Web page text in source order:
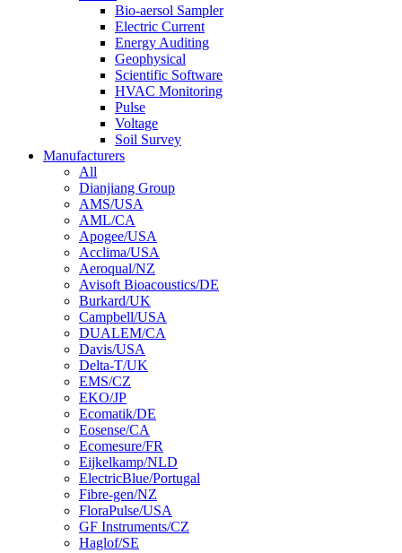
Bio-aersol Sampler
Electric Current
Energy Auditing
Geophysical
Scientific Software
HVAC Monitoring
Pulse
Voltage
Soil Survey
Manufacturers
All
Dianjiang Group
AMS/USA
AML/CA
Apogee/USA
Acclima/USA
Aeroqual/NZ
Avisoft Bioacoustics/DE
Burkard/UK
Campbell/USA
DUALEM/CA
Davis/USA
Delta-T/UK
EMS/CZ
EKO/JP
Ecomatik/DE
Eosense/CA
Ecomesure/FR
Eijkelkamp/NLD
ElectricBlue/Portugal
Fibre-gen/NZ
FloraPulse/USA
GF Instruments/CZ
Haglof/SE